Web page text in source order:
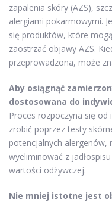
zapalenia skóry (AZS),
alergiami pokarmowymi.
się produktów, które
zaostrzać objawy AZS.
przeprowadzona, może
Aby osiągnąć
dostosowana do
Proces rozpoczyna się
zrobić poprzez testy
potencjalnych alergenów,
wyeliminować z
wartości odżywczej.
Nie mniej istotne jest